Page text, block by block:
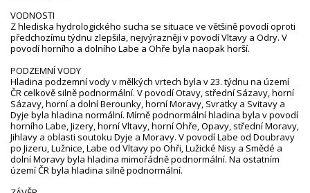
VODNOSTI
Z hlediska hydrologického sucha se situace ve většině povodí oproti
předchozímu týdnu zlepšila, nejvýrazněji v povodí Vltavy a Odry. V
povodí horního a dolního Labe a Ohře byla naopak horší.
PODZEMNÍ VODY
Hladina podzemní vody v mělkých vrtech byla v 23. týdnu na území
ČR celkově silně podnormální. V povodí Otavy, střední Sázavy, horní
Sázavy, horní a dolní Berounky, horní Moravy, Svratky a Svitavy a
Dyje byla hladina normální. Mírně podnormální hladina byla v povodí
horního Labe, Jizery, horní Vltavy, horní Ohře, Opavy, střední Moravy,
Jihlavy a oblasti soutoku Dyje a Moravy. V povodí Labe od Doubravy
po Jizeru, Lužnice, Labe od Vltavy po Ohři, Lužické Nisy a Smědé a
dolní Moravy byla hladina mimořádně podnormální. Na ostatním
území ČR byla hladina silně podnormální.